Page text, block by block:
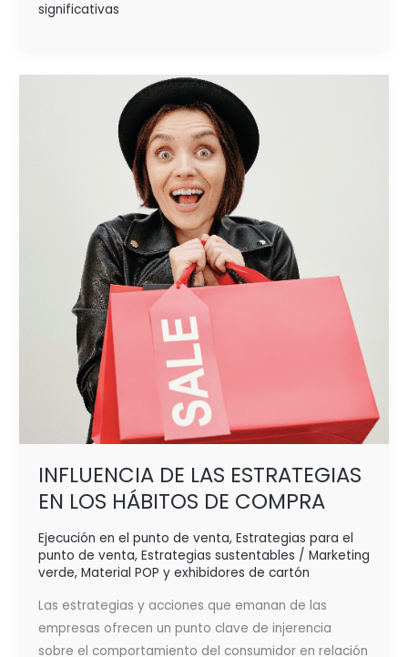
significativas
INFLUENCIA DE LAS ESTRATEGIAS
EN LOS HÁBITOS DE COMPRA
Ejecución en el punto de venta, Estrategias para el
punto de venta, Estrategias sustentables / Marketing
verde, Material POP y exhibidores de cartón
Las estrategias y acciones que emanan de las
empresas ofrecen un punto clave de injerencia
sobre el comportamiento del consumidor en relación
DE COMPRA